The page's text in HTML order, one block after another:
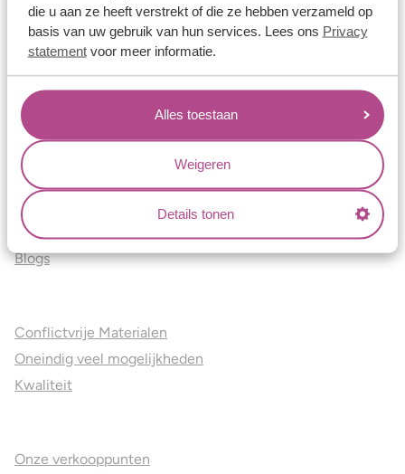
die u aan ze heeft verstrekt of die ze hebben verzameld op
basis van uw gebruik van hun services. Lees ons Privacy
statementvoor meer informatie.
Alles toestaan
Weigeren
Details tonen
Trouwringen
Memoireringen
Verlovingsringen
Vriendschapsringen
Over ons
Aller Spanninga
Historie
Certificaten
Blogs
Conflictvrije Materialen
Oneindig veel mogelijkheden
Kwaliteit
Onze verkooppunten